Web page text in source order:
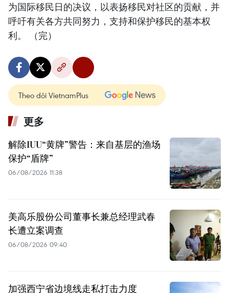
为国际移民日的决议，以表扬移民对社区的贡献，并
呼吁有关各方共同努力，支持和保护移民的基本权
利。 （完）
Theo dõi VietnamPlus
更多
解除IUU“黄牌”警告：来自基层的渔场
保护“盾牌”
06/08/2026 11:38
美高乐股份公司董事长兼总经理武春
长遭立案调查
06/08/2026 09:40
加强西宁省边境线走私打击力度